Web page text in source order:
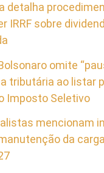
detalha
IRRF sobre
omite
tributária ao listar
Imposto Seletivo
mencionam
da